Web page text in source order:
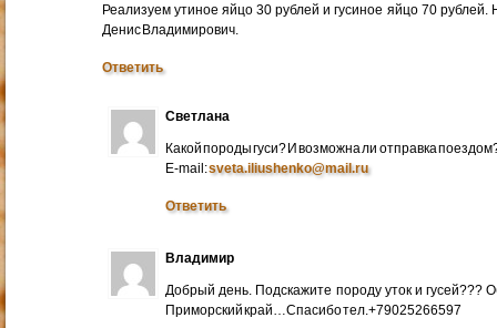
Реализуем утиное яйцо 30 рублей и гусиное яйцо 70
Денис Владимирович.
Ответить
Светлана
Какой породы гуси? И возможна ли отправка
E-mail:sveta.iliushenko@mail.ru
Ответить
Владимир
Добрый день. Подскажите породу уток и гусей???
Приморский край…Спасибо тел.+79025266597